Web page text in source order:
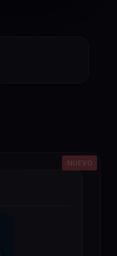
NUEVO
NUEVO
NUEVO
NUEVO
NUEVO